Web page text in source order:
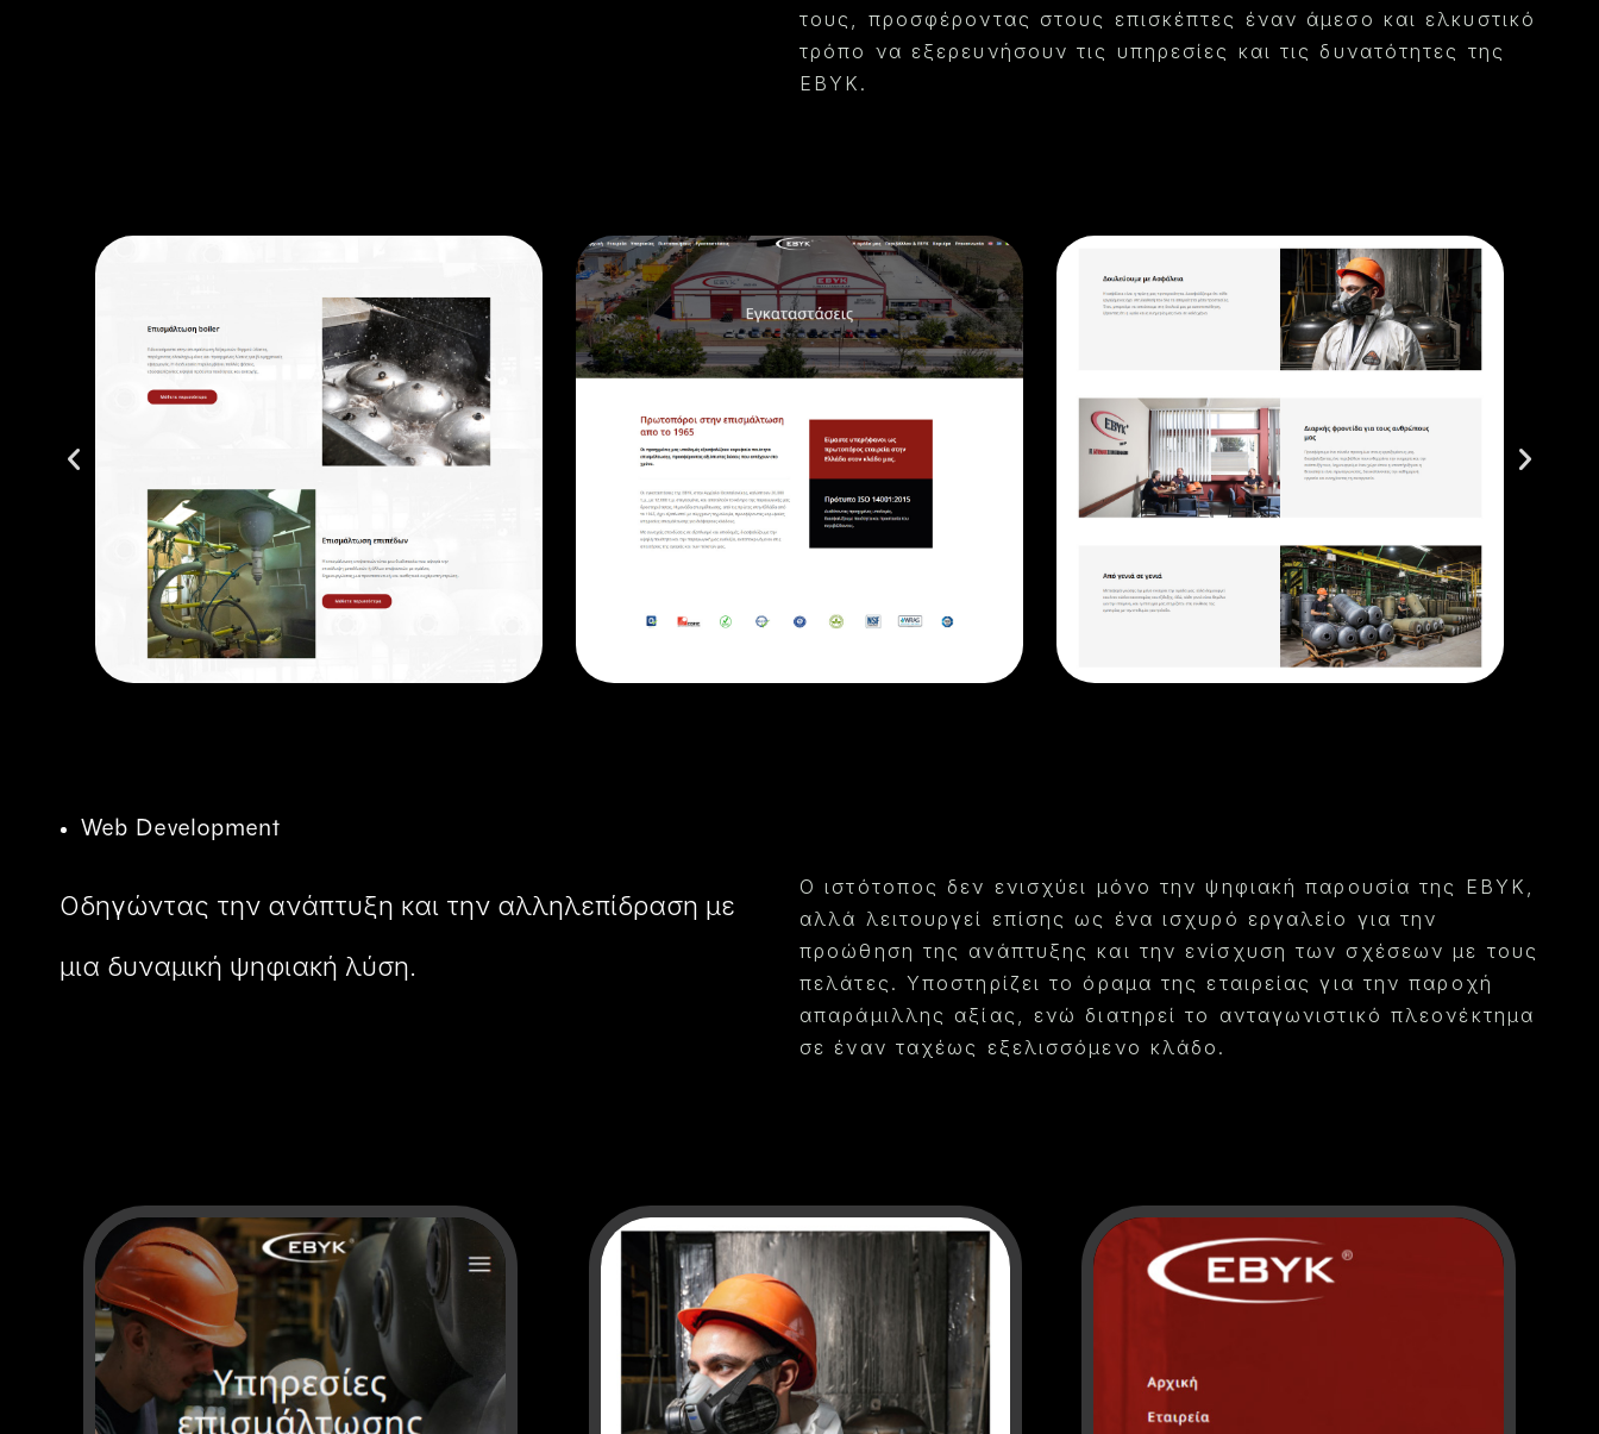
τους, προσφέροντας στους επισκέπτες έναν άμεσο και ελκυστικό
τρόπο να εξερευνήσουν τις υπηρεσίες και τις δυνατότητες της
EBYK.
Web Development
Οδηγώντας την ανάπτυξη και την αλληλεπίδραση με
μια δυναμική ψηφιακή λύση.
Ο ιστότοπος δεν ενισχύει μόνο την ψηφιακή παρουσία της EBYK,
αλλά λειτουργεί επίσης ως ένα ισχυρό εργαλείο για την
προώθηση της ανάπτυξης και την ενίσχυση των σχέσεων με τους
πελάτες. Υποστηρίζει το όραμα της εταιρείας για την παροχή
απαράμιλλης αξίας, ενώ διατηρεί το ανταγωνιστικό πλεονέκτημα
σε έναν ταχέως εξελισσόμενο κλάδο.